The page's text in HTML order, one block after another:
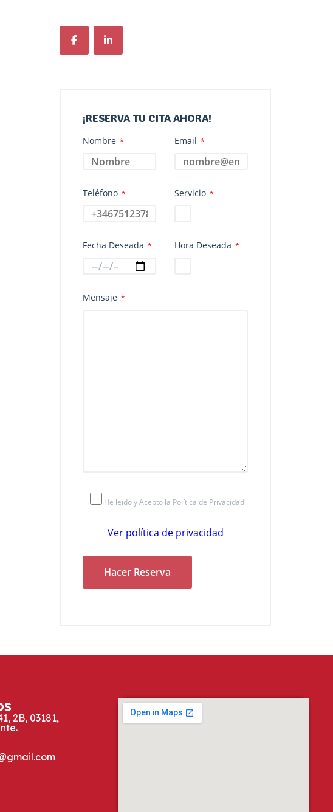
¡RESERVA TU CITA AHORA!
Nombre * Email *
Teléfono * Servicio *
Fecha Deseada * Hora Deseada *
Mensaje *
He leido y Acepto la Política de Privacidad
Ver política de privacidad
2B, 03181,